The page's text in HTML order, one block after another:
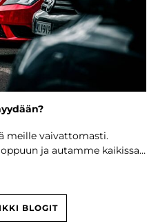
meille vaivattomasti.
ja autamme kaikissa
BLOGIT